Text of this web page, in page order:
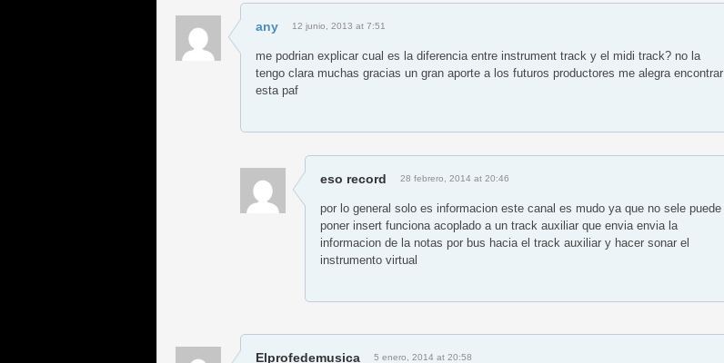
any 12 junio, 2013 at 7:51
me podrian explicar cual es la diferencia entre instrument track y el midi track? no la
tengo clara muchas gracias un gran aporte a los futuros productores me alegra encontrar
esta paf
eso record 28 febrero, 2014 at 20:46
por lo general solo es informacion este canal es mudo ya que no sele puede
poner insert funciona acoplado a un track auxiliar que envia envia la
informacion de la notas por bus hacia el track auxiliar y hacer sonar el
instrumento virtual
Elprofedemusica 5 enero, 2014 at 20:58